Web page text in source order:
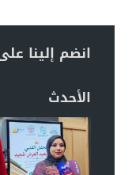
انضم إلينا
الأحدث